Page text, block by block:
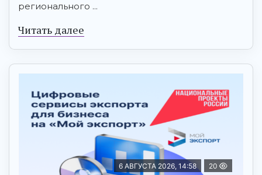
регионального ...
Читать далее
6 АВГУСТА 2026, 14:58 20